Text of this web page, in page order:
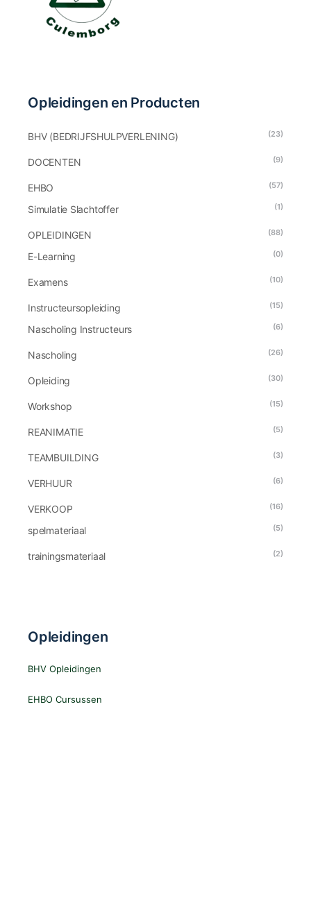
Opleidingen en Producten
BHV (BEDRIJFSHULPVERLENING) (23)
DOCENTEN (9)
EHBO (57)
Simulatie Slachtoffer (1)
OPLEIDINGEN (88)
E-Learning (0)
Examens (10)
Instructeursopleiding (15)
Nascholing Instructeurs (6)
Nascholing (26)
Opleiding (30)
Workshop (15)
REANIMATIE (5)
TEAMBUILDING (3)
VERHUUR (6)
VERKOOP (16)
spelmateriaal (5)
trainingsmateriaal (2)
Opleidingen
BHV Opleidingen
EHBO Cursussen